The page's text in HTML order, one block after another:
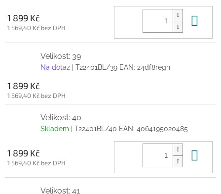
1 899 Kč
1 569,40 Kč bez DPH
Velikost: 39
Na dotaz | T22401BL/39 EAN: 24df8regh
1 899 Kč
1 569,40 Kč bez DPH
Velikost: 40
Skladem | T22401BL/40 EAN: 4064195020485
1 899 Kč
1 569,40 Kč bez DPH
Velikost: 41